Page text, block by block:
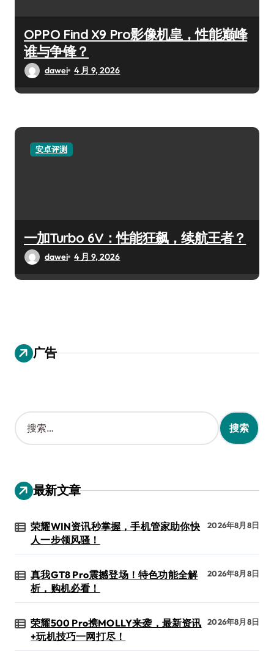
OPPO Find X9 Pro影像机皇，性能巅峰
谁与争锋？
dawei 4 月 9, 2026
安卓评测
一加Turbo 6V：性能狂飙，续航王者？
dawei 4 月 9, 2026
广告
搜
索
：
最新文章
荣耀WIN资讯秒掌握，手机管家助你快
人一步领风骚！
2026年8月8日
真我GT8 Pro震撼登场！特色功能全解
析，购机必看！
2026年8月8日
荣耀500 Pro携MOLLY来袭，最新资讯
+玩机技巧一网打尽！
2026年8月8日